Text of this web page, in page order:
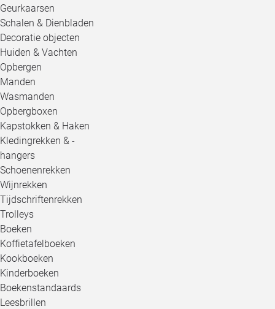
Geurkaarsen
Schalen & Dienbladen
Decoratie objecten
Huiden & Vachten
Opbergen
Manden
Wasmanden
Opbergboxen
Kapstokken & Haken
Kledingrekken & -
hangers
Schoenenrekken
Wijnrekken
Tijdschriftenrekken
Trolleys
Boeken
Koffietafelboeken
Kookboeken
Kinderboeken
Boekenstandaards
Leesbrillen